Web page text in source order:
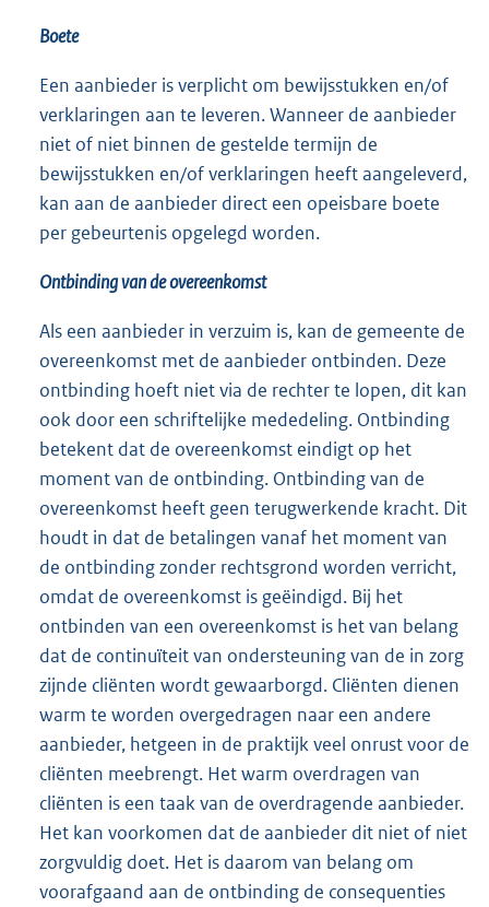
Boete
Een aanbieder is verplicht om bewijsstukken en/of
verklaringen aan te leveren. Wanneer de aanbieder
niet of niet binnen de gestelde termijn de
bewijsstukken en/of verklaringen heeft aangeleverd,
kan aan de aanbieder direct een opeisbare boete
per gebeurtenis opgelegd worden.
Ontbinding van de overeenkomst
Als een aanbieder in verzuim is, kan de gemeente de
overeenkomst met de aanbieder ontbinden. Deze
ontbinding hoeft niet via de rechter te lopen, dit kan
ook door een schriftelijke mededeling. Ontbinding
betekent dat de overeenkomst eindigt op het
moment van de ontbinding. Ontbinding van de
overeenkomst heeft geen terugwerkende kracht. Dit
houdt in dat de betalingen vanaf het moment van
de ontbinding zonder rechtsgrond worden verricht,
omdat de overeenkomst is geëindigd. Bij het
ontbinden van een overeenkomst is het van belang
dat de continuïteit van ondersteuning van de in zorg
zijnde cliënten wordt gewaarborgd. Cliënten dienen
warm te worden overgedragen naar een andere
aanbieder, hetgeen in de praktijk veel onrust voor de
cliënten meebrengt. Het warm overdragen van
cliënten is een taak van de overdragende aanbieder.
Het kan voorkomen dat de aanbieder dit niet of niet
zorgvuldig doet. Het is daarom van belang om
voorafgaand aan de ontbinding de consequenties